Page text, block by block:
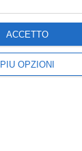
PIÙ OPZIONI
ACCETTO